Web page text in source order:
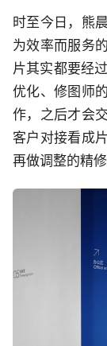
时至今日，熊
为效率而服务
片其实都要经
优化、修图师
作，之后才会
客户对接看成
再做调整的精修